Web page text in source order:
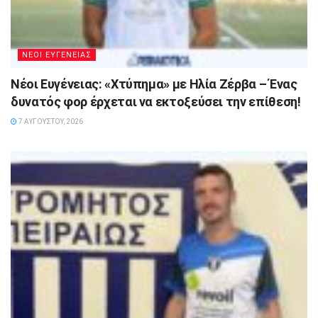
ΝΕΟΙ ΕΥΓΕΝΕΙΑΣ
Νέοι Ευγένειας: «Χτύπημα» με Ηλία Ζέρβα – Ένας
δυνατός φορ έρχεται να εκτοξεύσει την επίθεση!
7 ΑΥΓΟΎΣΤΟΥ, 2026